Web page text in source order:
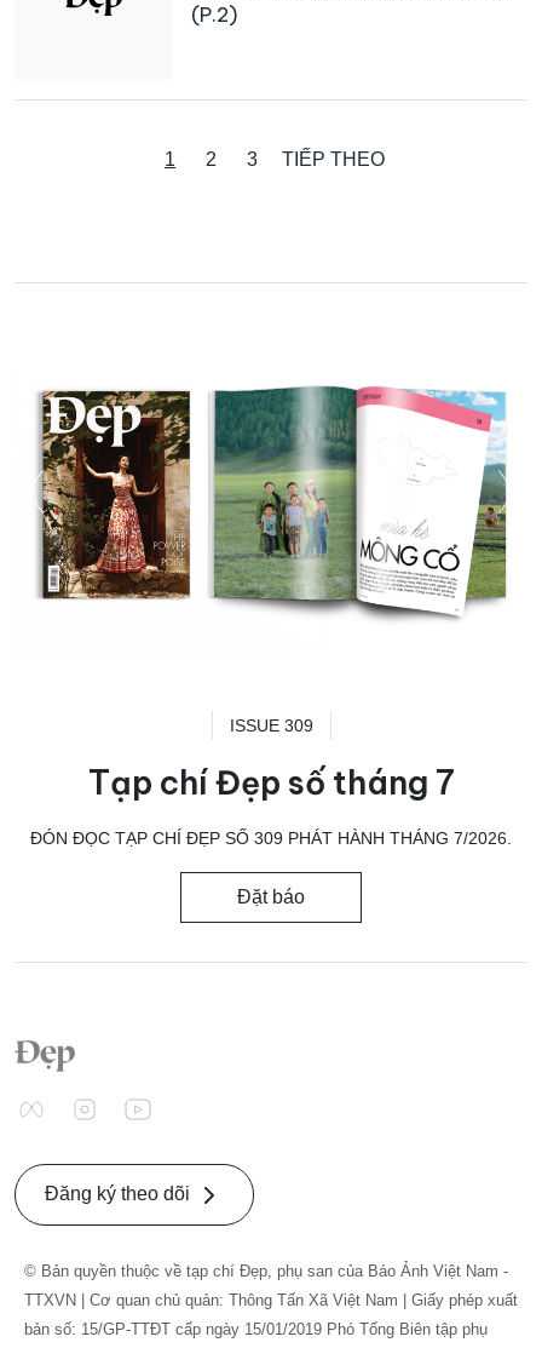
(P.2)
1 2 3 TIẾP THEO
ISSUE 309
Tạp chí Đẹp số tháng 7
ĐÓN ĐỌC TẠP CHÍ ĐẸP SỐ 309 PHÁT HÀNH THÁNG 7/2026.
Đặt báo
Đăng ký theo dõi
© Bản quyền thuộc về tạp chí Đẹp, phụ san của Báo Ảnh Việt Nam -
TTXVN | Cơ quan chủ quản: Thông Tấn Xã Việt Nam | Giấy phép xuất
bản số: 15/GP-TTĐT cấp ngày 15/01/2019 Phó Tổng Biên tập phụ